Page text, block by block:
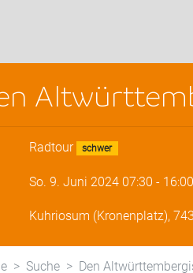
Radtour schwer
So. 9. Juni 2024 07:30 - 16:00
Kuhriosum (Kronenplatz),
Suche
Den